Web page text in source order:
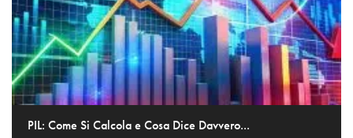
PIL: Come Si Calcola e Cosa Dice Davvero...